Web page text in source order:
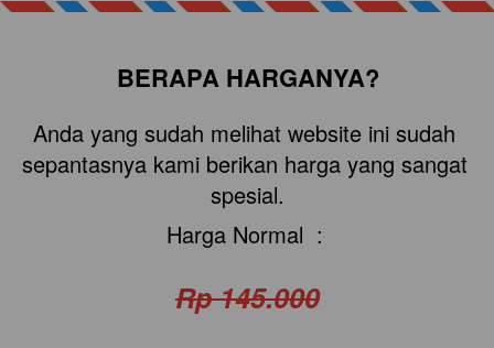
BERAPA HARGANYA?
Anda yang sudah melihat website ini sudah
sepantasnya kami berikan harga yang sangat
spesial.
Harga Normal  :
Rp 145.000